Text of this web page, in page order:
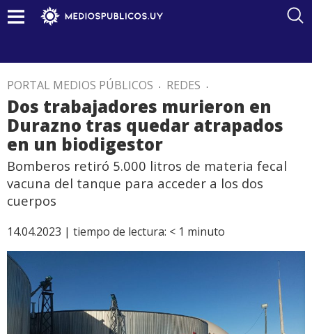
PORTAL MEDIOS PÚBLICOS . REDES .
Dos trabajadores murieron en
Durazno tras quedar atrapados
en un biodigestor
Bomberos retiró 5.000 litros de materia fecal
vacuna del tanque para acceder a los dos
cuerpos
14.04.2023 | tiempo de lectura: < 1 minuto